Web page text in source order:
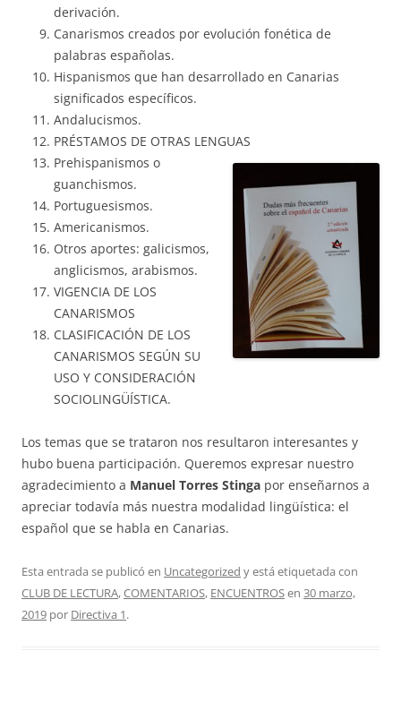
derivación.
Canarismos creados por evolución fonética de
palabras españolas.
Hispanismos que han desarrollado en Canarias
significados específicos.
Andalucismos.
PRÉSTAMOS DE OTRAS LENGUAS
Prehispanismos o
guanchismos.
Portuguesismos.
Americanismos.
Otros aportes: galicismos,
anglicismos, arabismos.
VIGENCIA DE LOS
CANARISMOS
CLASIFICACIÓN DE LOS
CANARISMOS SEGÚN SU
USO Y CONSIDERACIÓN
SOCIOLINGÜÍSTICA.
Los temas que se trataron nos resultaron interesantes y
hubo buena participación. Queremos expresar nuestro
agradecimiento a Manuel Torres Stinga por enseñarnos a
apreciar todavía más nuestra modalidad lingüística: el
español que se habla en Canarias.
Esta entrada se publicó en Uncategorized y está etiquetada con
CLUB DE LECTURA,COMENTARIOS, ENCUENTROSen 30 marzo,
2019 por Directiva 1.